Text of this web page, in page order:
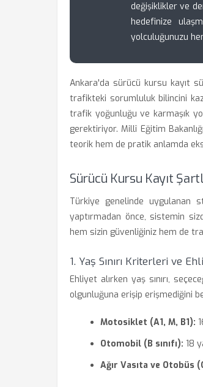
değişiklikler ve
hedefinize
yolculuğunuzu
Ankara'da sürücü kursu kayıt
trafikteki sorumluluk bilincini
trafik yoğunluğu ve karmaşık yol
gerektiriyor. Millî Eğitim
teorik hem de pratik anlamda
Sürücü Kursu Kayıt
Türkiye genelinde uygulanan
yaptırmadan önce, sistemin
hem sizin güvenliğiniz hem de
1. Yaş Sınırı Kriterleri ve
Ehliyet alırken yaş sınırı,
olgunluğuna erişip erişmediğini
Motosiklet (A1, M, B1):
Otomobil (B sınıfı): 18
Ağır Vasıta ve Otobüs